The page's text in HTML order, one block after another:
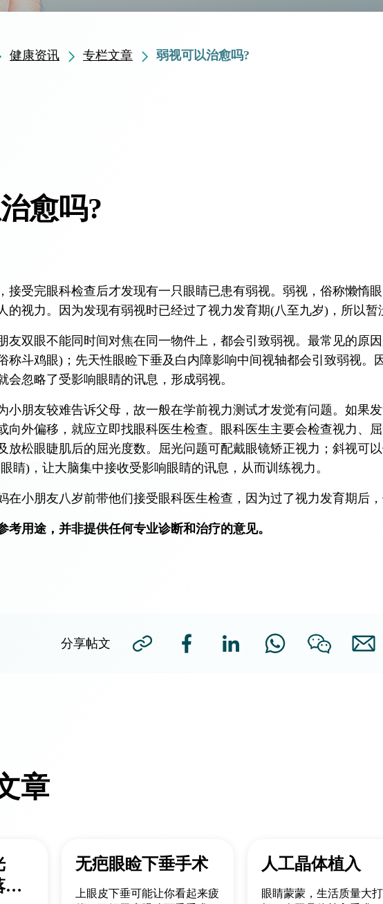
健康资讯 专栏文章 弱视可以治愈吗?
愈吗?
接受完眼科检查后才发现有一只眼睛已患有弱视。弱视，俗称懒惰
的视力。因为发现有弱视时已经过了视力发育期(八至九岁)，所以暂
友双眼不能同时间对焦在同一物件上，都会引致弱视。最常见的原
称斗鸡眼)；先天性眼睑下垂及白内障影响中间视轴都会引致弱视。
会忽略了受影响眼睛的讯息，形成弱视。
小朋友较难告诉父母，故一般在学前视力测试才发觉有问题。如果
向外偏移，就应立即找眼科医生检查。眼科医生主要会检查视力、
放松眼睫肌后的屈光度数。屈光问题可配戴眼镜矫正视力；斜视可
睛)，让大脑集中接收受影响眼睛的讯息，从而训练视力。
在小朋友八岁前带他们接受眼科医生检查，因为过了视力发育期后，
考用途，并非提供任何专业诊断和治疗的意见。
分享帖文
章
警
无疤眼睑下垂手术
上眼皮下垂可能让你看起来疲
人工晶体植入
眼睛蒙蒙，生活质量大